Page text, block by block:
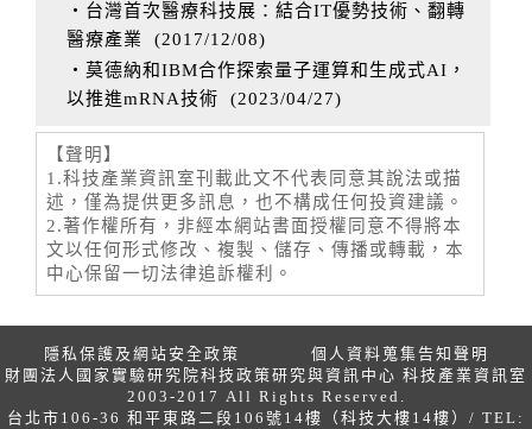
‧台灣首次醫療科技展：結合IT優勢技術、翻轉
醫療產業
(2017/12/08)
‧莫德納和IBM合作探索量子運算和生成式AI，
以推進mRNA技術 (2023/04/27)
【聲明】
1.科技產業資訊室刊載此文不代表同意其說法或描
述，僅為提供更多訊息，也不構成任何投資建議。
2.著作權所有，非經本網站書面授權同意不得將本
文以任何形式修改、複製、儲存、傳播或轉載，本
中心保留一切法律追訴權利。
隱私保護及網站安全政策
個人資料蒐集告知聲明
財團法人國家實驗研究院科技政策研究與資訊中心 科技產業資訊室
2003-2017 All Rights Reserved.
台北市106-36 和平東路二段106號14樓（科技大樓14樓）/ TEL: